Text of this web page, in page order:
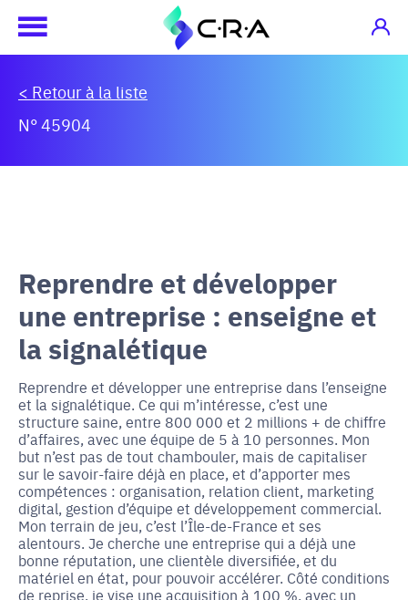
< Retour à la liste
N° 45904
Reprendre et développer
une entreprise : enseigne et
la signalétique
Reprendre et développer une entreprise dans l’enseigne
et la signalétique. Ce qui m’intéresse, c’est une
structure saine, entre 800 000 et 2 millions + de chiffre
d’affaires, avec une équipe de 5 à 10 personnes. Mon
but n’est pas de tout chambouler, mais de capitaliser
sur le savoir-faire déjà en place, et d’apporter mes
compétences : organisation, relation client, marketing
digital, gestion d’équipe et développement commercial.
Mon terrain de jeu, c’est l’Île-de-France et ses
alentours. Je cherche une entreprise qui a déjà une
bonne réputation, une clientèle diversifiée, et du
matériel en état, pour pouvoir accélérer. Côté conditions
de reprise, je vise une acquisition à 100 %, avec un